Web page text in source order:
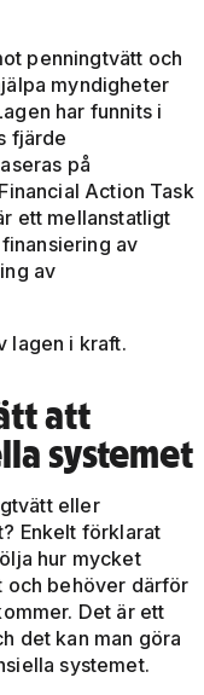
penningtvätt och
myndigheter
har funnits i
fjärde
på
Action Task
ett mellanstatligt
av
av
lagen i kraft.
att
systemet
eller
Enkelt förklarat
hur mycket
och behöver därför
Det är ett
det kan man göra
systemet.